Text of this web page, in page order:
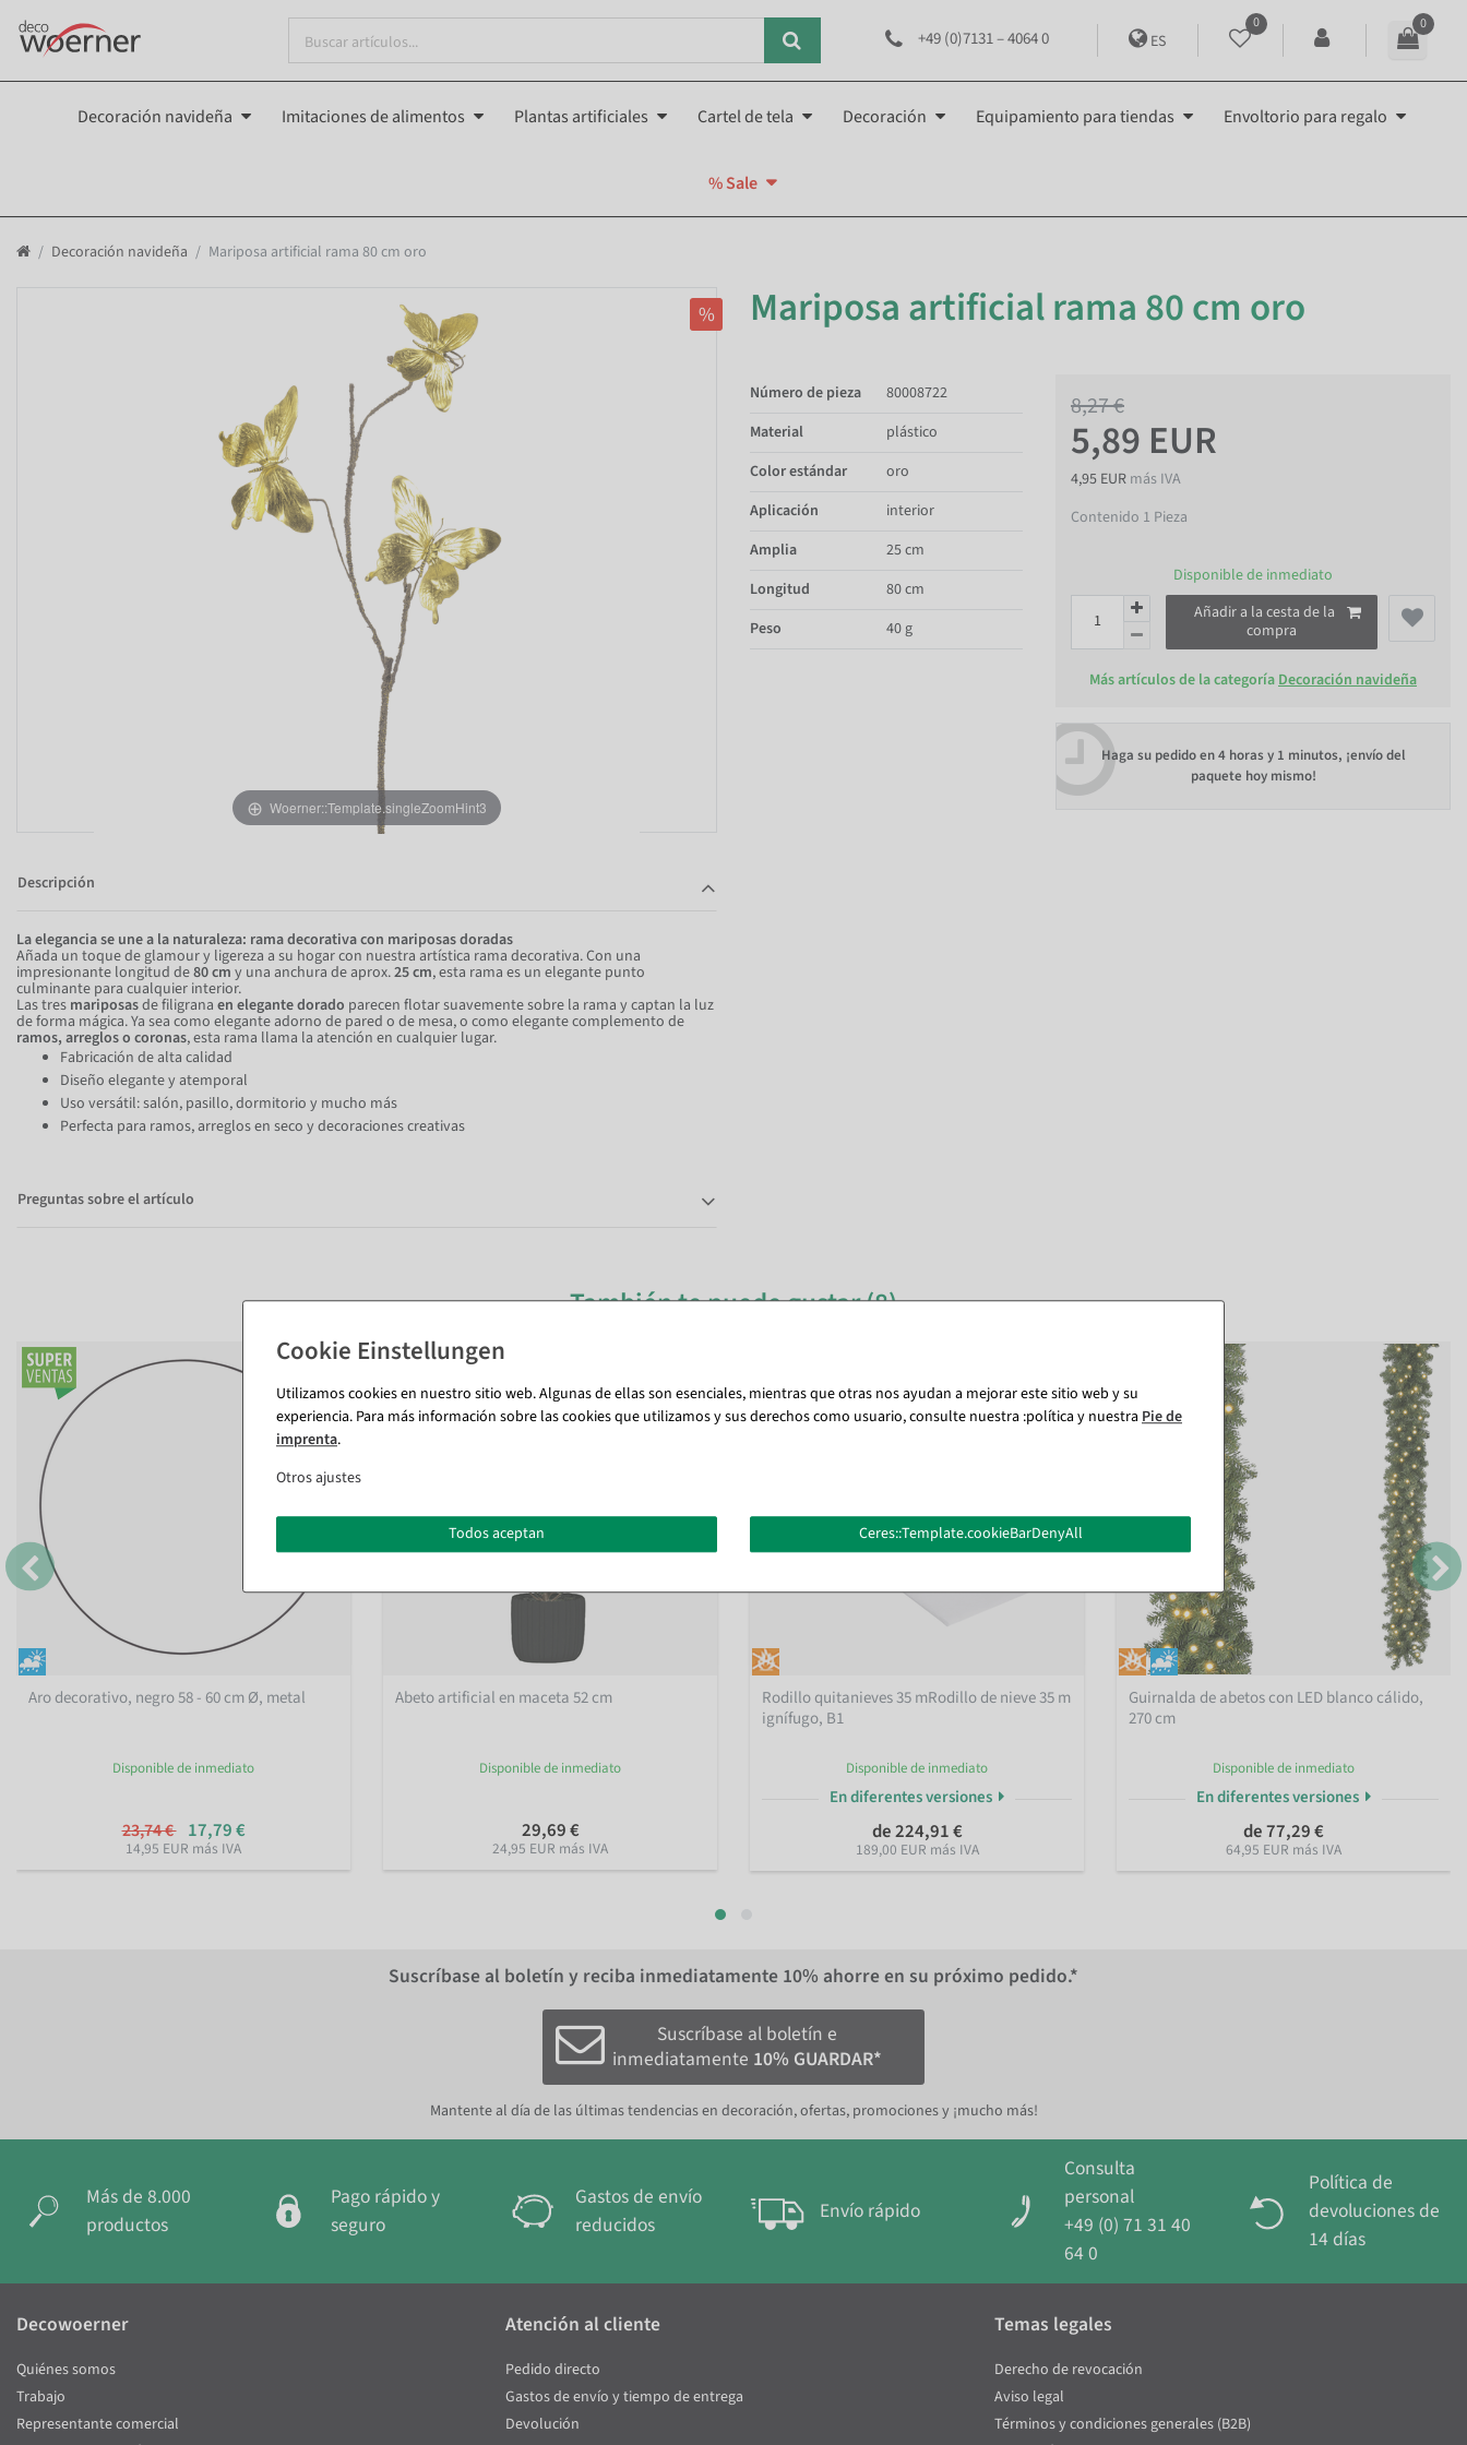
+49 (0)7131 – 4064 0 ES
0 0
Decoración navideña Imitaciones de alimentos Plantas artificiales Cartel de tela Decoración Equipamiento para tiendas Envoltorio para regalo
% Sale
Decoración navideña Mariposa artificial rama 80 cm oro
Woerner::Template.singleZoomHint3
% Mariposa artificial rama 80 cm oro
8,27 €
5,89 EUR
4,95 EUR más IVA
Contenido 1 Pieza
Disponible de inmediato
Añadir a la cesta de la
compra
Más artículos de la categoría Decoración navideña
Haga su pedido en4 horas y 1 minutos, ¡envío del
paquete hoy mismo!
Número de pieza
80008722
Material
plástico
Color estándar
oro
Aplicación
interior
Amplia
25 cm
Longitud
80 cm
Peso
40 g
Descripción
La elegancia se une a la naturaleza: rama decorativa con mariposas doradas
Añada un toque de glamour y ligereza a su hogar con nuestra artística rama decorativa. Con una
impresionante longitud de80 cm y una anchura de aprox.25 cm, esta rama es un elegante punto
culminante para cualquier interior.
Las tres mariposasde filigrana en elegante dorado parecen flotar suavemente sobre la rama y captan la luz
de forma mágica. Ya sea como elegante adorno de pared o de mesa, o como elegante complemento de
ramos, arreglos o coronas, esta rama llama la atención en cualquier lugar.
Fabricación de alta calidad
Diseño elegante y atemporal
Uso versátil: salón, pasillo, dormitorio y mucho más
Perfecta para ramos, arreglos en seco y decoraciones creativas
Preguntas sobre el artículo
También te puede gustar (8)
Aro decorativo, negro 58 - 60 cm Ø, metal
Disponible de inmediato
23,74 € 17,79 €
14,95 EUR más IVA
Abeto artificial en maceta 52 cm
Disponible de inmediato
29,69 €
24,95 EUR más IVA
Rodillo quitanieves 35 mRodillo de nieve 35 m
ignífugo, B1
Disponible de inmediato
En diferentes versiones
de 224,91 €
189,00 EUR más IVA
Guirnalda de abetos con LED blanco cálido,
270 cm
Disponible de inmediato
En diferentes versiones
de 77,29 €
64,95 EUR más IVA
Suscríbase al boletín y reciba inmediatamente 10% ahorre en su próximo pedido.*
Suscríbase al boletín e
inmediatamente 10% GUARDAR*
Mantente al día de las últimas tendencias en decoración, ofertas, promociones y ¡mucho más!
Más de 8.000
productos
Pago rápido y
seguro
Gastos de envío
reducidos
Envío rápido
Consulta
personal
+49 (0) 71 31 40
64 0
Política de
devoluciones de
14 días
Utilizamos cookies en nuestro sitio web. Algunas de ellas son esenciales, mientras que otras nos ayudan a mejorar este sitio web y su
experiencia. Para más información sobre las cookies que utilizamos y sus derechos como usuario, consulte nuestra :política y nuestra Pie de
imprenta.
Otros ajustes
Todos aceptan Ceres::Template.cookieBarDenyAll
Decowoerner
Quiénes somos
Trabajo
Representante comercial
Atención al cliente
Pedido directo
Gastos de envío y tiempo de entrega
Devolución
Temas legales
Derecho de revocación
Aviso legal
Términos y condiciones generales (B2B)